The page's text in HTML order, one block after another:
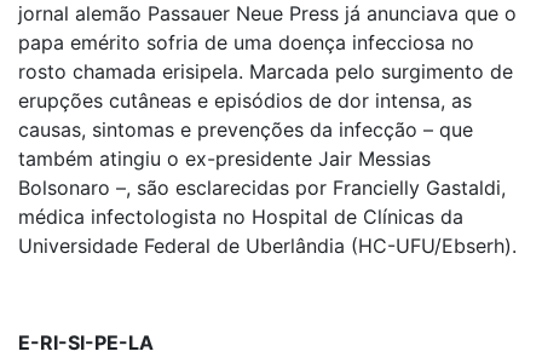
jornal alemão Passauer Neue Press já anunciava que o
papa emérito sofria de uma doença infecciosa no
rosto chamada erisipela. Marcada pelo surgimento de
erupções cutâneas e episódios de dor intensa, as
causas, sintomas e prevenções da infecção – que
também atingiu o ex-presidente Jair Messias
Bolsonaro –, são esclarecidas por Francielly Gastaldi,
médica infectologista no Hospital de Clínicas da
Universidade Federal de Uberlândia (HC-UFU/Ebserh).
E-RI-SI-PE-LA